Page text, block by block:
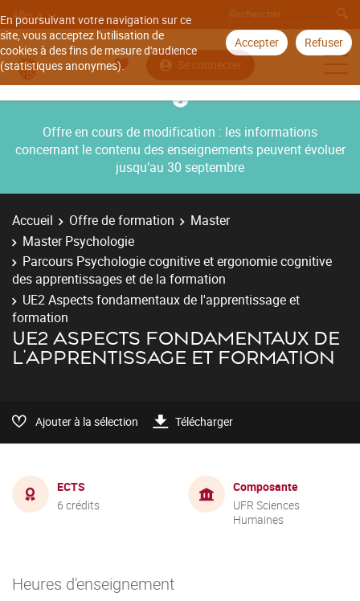
En poursuivant votre navigation sur ce
site, vous acceptez l'utilisation de
cookies à des fins de mesure d'audience
(statistiques anonymes).
Accepter Refuser
Aller à
Se connecter
Offre en cours de modification : les informations
concernant le contenu des enseignements peuvent évoluer
jusqu’au 30 septembre
Accueil Offre de formation
Master
Master Psychologie
Parcours Psychologie cognitive et ergonomie cognitive
des apprentissages et de la formation
UE2 Aspects fondamentaux de l'apprentissage et
formation
UE2 ASPECTS FONDAMENTAUX DE
L'APPRENTISSAGE ET FORMATION
Ajouter à la sélection Télécharger
ECTS
6 crédits
Composante
UFR Sciences
Humaines
Heures d'enseignement